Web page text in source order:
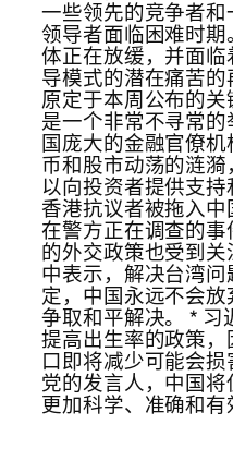
一些领先的竞争者
领导者面临困难时
体正在放缓，并面
导模式的潜在痛苦
原定于本周公布的
是一个非常不寻常
国庞大的金融官僚
币和股市动荡的涟
以向投资者提供支
香港抗议者被拖入
在警方正在调查的
的外交政策也受到
中表示，解决台湾
定，中国永远不会
争取和平解决。 *
提高出生率的政策
口即将减少可能会
党的发言人，中国将
更加科学、准确和有